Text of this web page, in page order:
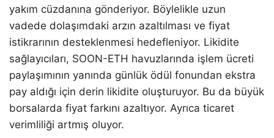
yakım cüzdanına gönderiyor. Böylelikle uzun
vadede dolaşımdaki arzın azaltılması ve fiyat
istikrarının desteklenmesi hedefleniyor. Likidite
sağlayıcıları, SOON-ETH havuzlarında işlem ücreti
paylaşımının yanında günlük ödül fonundan ekstra
pay aldığı için derin likidite oluşturuyor. Bu da büyük
borsalarda fiyat farkını azaltıyor. Ayrıca ticaret
verimliliği artmış oluyor.